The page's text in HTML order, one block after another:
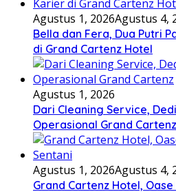
Agustus 1, 2026Agustus 4,
Bella dan Fera, Dua Putri
di Grand Cartenz Hotel
Agustus 1, 2026
Dari Cleaning Service,
Operasional Grand Cartenz
Agustus 1, 2026Agustus 4,
Grand Cartenz Hotel,